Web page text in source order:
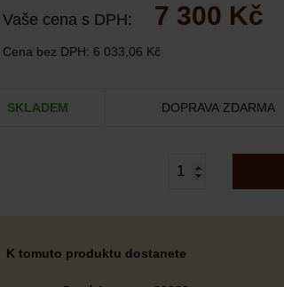
Vaše cena s DPH: 7 300 Kč
Cena bez DPH: 6 033,06 Kč
SKLADEM DOPRAVA ZDARMA
K tomuto produktu dostanete